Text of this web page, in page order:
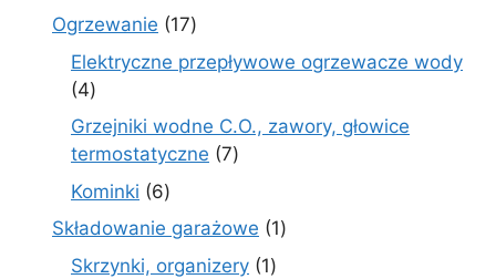
Ogrzewanie 1717
produktów
Elektryczne przepływowe ogrzewacze wody
44
produkty
Grzejniki wodne C.O., zawory, głowice
termostatyczne 77
Kominki 66
produktów
Składowanie garażowe 11
Skrzynki, organizery 11